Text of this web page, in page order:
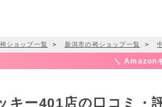
ショップ一覧 ＞ 新潟市の袴ショップ一覧 ＞
＼ Amazon
キー401店の口コミ・